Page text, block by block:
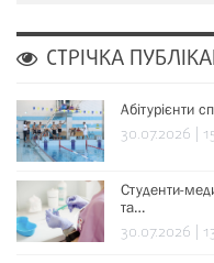
СТРІЧКА
Абітурієнти
30.07.2026 |
Студенти-
та…
30.07.2026 |